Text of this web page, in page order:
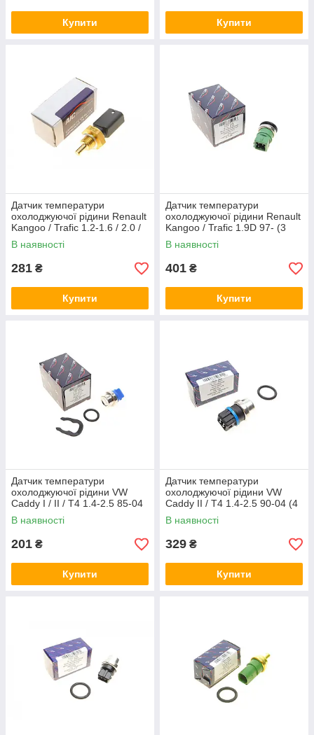
Купити Купити
Датчик температури
охолоджуючої рідини Renault
Kangoo / Trafic 1.2-1.6 / 2.0 /
2.5dCi 01- AIC 53357
В наявності
281 ₴
Купити
Датчик температури
охолоджуючої рідини Renault
Kangoo / Trafic 1.9D 97- (3
конт.) (120°С) AIC 55132
В наявності
401 ₴
Купити
Датчик температури
охолоджуючої рідини VW
Caddy I / II / T4 1.4-2.5 85-04
(2 конт.) (синій) AIC 51909
В наявності
201 ₴
Купити
Датчик температури
охолоджуючої рідини VW
Caddy II / T4 1.4-2.5 90-04 (4
конт.) AIC 50821
В наявності
329 ₴
Купити